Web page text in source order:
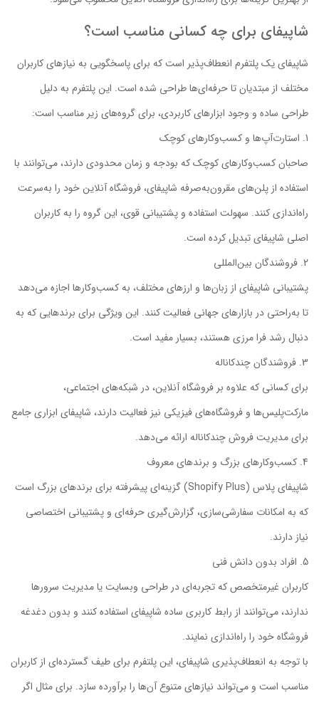
شاپیفای برای چه کسانی مناسب است؟
شاپیفای یک پلتفرم انعطاف‌پذیر است که برای پاسخگویی به نیازهای کاربران
مختلف از مبتدیان تا حرفه‌ای‌ها طراحی شده است. این پلتفرم به دلیل
طراحی ساده و وجود ابزارهای کاربردی، برای گروه‌های زیر مناسب است:
استارت‌آپ‌ها و کسب‌وکارهای کوچک
صاحبان کسب‌وکارهای کوچک که بودجه و زمان محدودی دارند، می‌توانند با
استفاده از پلن‌های مقرون‌به‌صرفه شاپیفای، فروشگاه آنلاین خود را به‌سرعت
راه‌اندازی کنند. سهولت استفاده و پشتیبانی قوی، این گروه را به کاربران
اصلی شاپیفای تبدیل کرده است.
فروشندگان بین‌المللی
پشتیبانی شاپیفای از زبان‌ها و ارزهای مختلف، به کسب‌وکارها اجازه می‌دهد
تا به‌راحتی در بازارهای جهانی فعالیت کنند. این ویژگی برای برندهایی که به
دنبال رشد فرا مرزی هستند، بسیار مفید است.
فروشندگان چندکاناله
برای کسانی که علاوه بر فروشگاه آنلاین، در شبکه‌های اجتماعی،
مارکت‌پلیس‌ها و فروشگاه‌های فیزیکی نیز فعالیت دارند، شاپیفای ابزاری جامع
برای مدیریت فروش چندکاناله ارائه می‌دهد.
کسب‌وکارهای بزرگ و برندهای معروف
شاپیفای پلاس (Shopify Plus) گزینه‌ای پیشرفته برای برندهای بزرگ است
که به امکانات سفارشی‌سازی، گزارش‌گیری حرفه‌ای و پشتیبانی اختصاصی
نیاز دارند.
افراد بدون دانش فنی
کاربران غیرمتخصص که تجربه‌ای در طراحی وبسایت یا مدیریت سرورها
ندارند، می‌توانند از رابط کاربری ساده شاپیفای استفاده کنند و بدون دغدغه
فروشگاه خود را راه‌اندازی نمایند.
با توجه به انعطاف‌پذیری شاپیفای، این پلتفرم برای طیف گسترده‌ای از کاربران
مناسب است و می‌تواند نیازهای متنوع آن‌ها را برآورده سازد. برای مثال اگر